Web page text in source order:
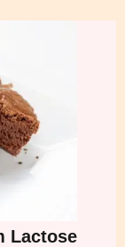
Lactose